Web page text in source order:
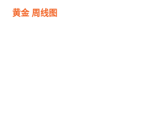
黄金 周线图